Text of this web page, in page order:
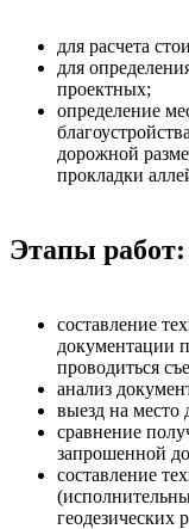
для расчета
для
проектных;
определение
дорожной
прокладки
Этапы работ:
составление
документации
проводиться
анализ
выезд на место
сравнение
запрошенной
составление
геодезических